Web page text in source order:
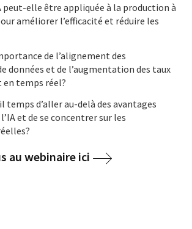
peut-elle être appliquée à la production à
améliorer l’efficacité et réduire les
de l’alignement des
données et de l’augmentation des taux
temps réel?
temps d’aller au-delà des avantages
et de se concentrer sur les
au webinaire ici